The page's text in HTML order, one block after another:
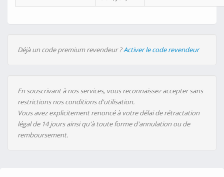
Déjà un code premium revendeur ?Activer le code revendeur
En souscrivant à nos services, vous reconnaissez accepter sans
restrictions nos conditions d'utilisation.
Vous avez explicitement renoncé à votre délai de rétractation
légal de 14 jours ainsi qu'à toute forme d'annulation ou de
remboursement.